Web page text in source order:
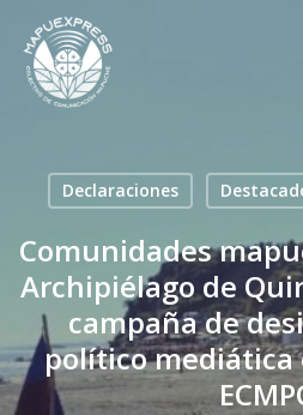
main
Declaraciones
Comunidades
Archipiélago de
campaña de
político mediática